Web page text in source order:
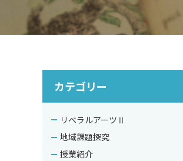
カテゴリー
リベラルアーツⅡ
地域課題探究
授業紹介